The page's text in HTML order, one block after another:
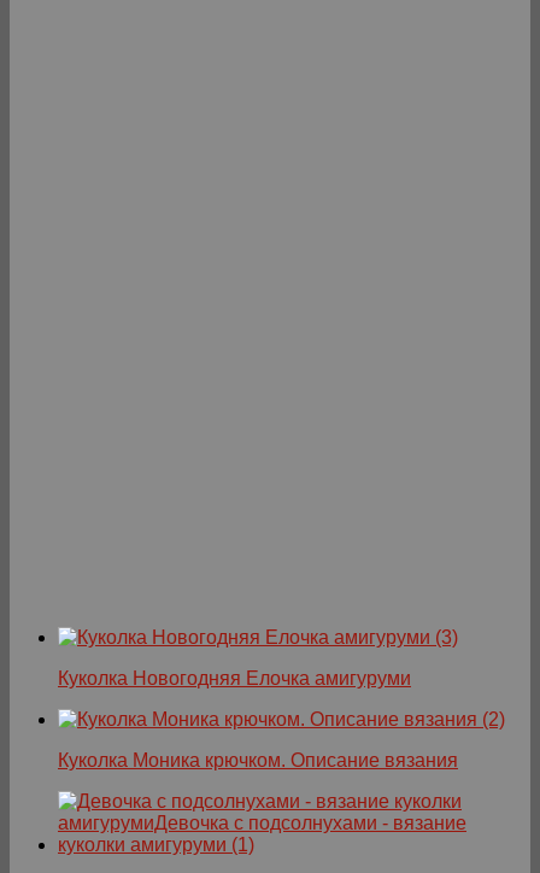
Куколка Новогодняя Елочка амигуруми
Куколка Моника крючком. Описание вязания